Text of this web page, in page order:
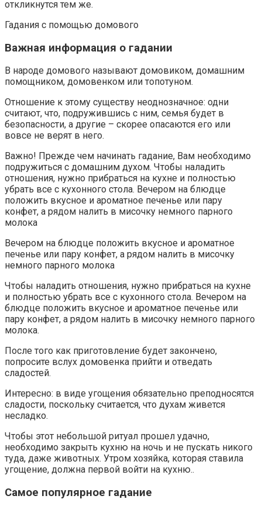
откликнутся тем же.
Гадания с помощью домового
Важная информация о гадании
В народе домового называют домовиком, домашним
помощником, домовенком или топотуном.
Отношение к этому существу неоднозначное: одни
считают, что, подружившись с ним, семья будет в
безопасности, а другие – скорее опасаются его или
вовсе не верят в него.
Важно! Прежде чем начинать гадание, Вам необходимо
подружиться с домашним духом. Чтобы наладить
отношения, нужно прибраться на кухне и полностью
убрать все с кухонного стола. Вечером на блюдце
положить вкусное и ароматное печенье или пару
конфет, а рядом налить в мисочку немного парного
молока
Вечером на блюдце положить вкусное и ароматное
печенье или пару конфет, а рядом налить в мисочку
немного парного молока
Чтобы наладить отношения, нужно прибраться на кухне
и полностью убрать все с кухонного стола. Вечером на
блюдце положить вкусное и ароматное печенье или
пару конфет, а рядом налить в мисочку немного парного
молока.
После того как приготовление будет закончено,
попросите вслух домовенка прийти и отведать
сладостей.
Интересно: в виде угощения обязательно преподносятся
сладости, поскольку считается, что духам живется
несладко.
Чтобы этот небольшой ритуал прошел удачно,
необходимо закрыть кухню на ночь и не пускать никого
туда, даже животных. Утром хозяйка, которая ставила
угощение, должна первой войти на кухню..
Самое популярное гадание